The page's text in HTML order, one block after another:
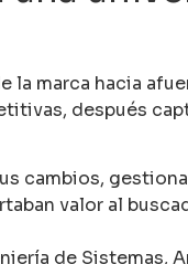
marca hacia
después
cambios,
valor al
de Sistemas,